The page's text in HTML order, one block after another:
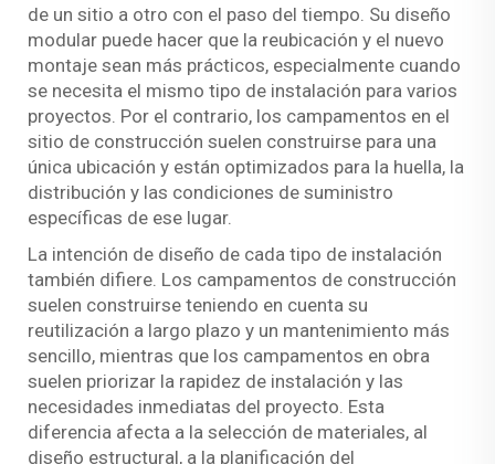
de un sitio a otro con el paso del tiempo. Su diseño
modular puede hacer que la reubicación y el nuevo
montaje sean más prácticos, especialmente cuando
se necesita el mismo tipo de instalación para varios
proyectos. Por el contrario, los campamentos en el
sitio de construcción suelen construirse para una
única ubicación y están optimizados para la huella, la
distribución y las condiciones de suministro
específicas de ese lugar.
La intención de diseño de cada tipo de instalación
también difiere. Los campamentos de construcción
suelen construirse teniendo en cuenta su
reutilización a largo plazo y un mantenimiento más
sencillo, mientras que los campamentos en obra
suelen priorizar la rapidez de instalación y las
necesidades inmediatas del proyecto. Esta
diferencia afecta a la selección de materiales, al
diseño estructural, a la planificación del